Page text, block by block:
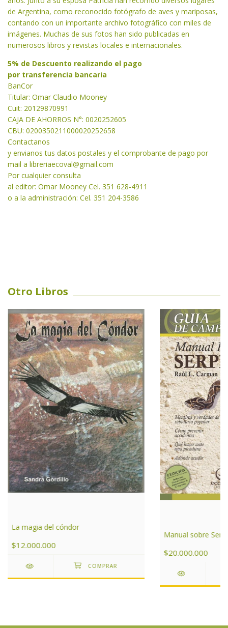
de Argentina, como reconocido fotógrafo de aves y mariposas,
contando con un importante archivo fotográfico con miles de
imágenes. Muchas de sus fotos han sido publicadas en
numerosos libros y revistas locales e internacionales.
5% de Descuento realizando el pago
por transferencia bancaria
BanCor
Titular: Omar Claudio Mooney
Cuit: 20129870991
CAJA DE AHORROS N°: 0020252605
CBU: 0200350211000020252658
Contactanos
y envianos tus datos postales y el comprobante de pago por
mail a libreriaecoval@gmail.com
Por cualquier consulta
al editor: Omar Mooney Cel. 351 628-4911
o a la administración: Cel. 351 204-3586
Otro Libros
La magia del cóndor
$12.000.000
Manual sobre
$20.000.000